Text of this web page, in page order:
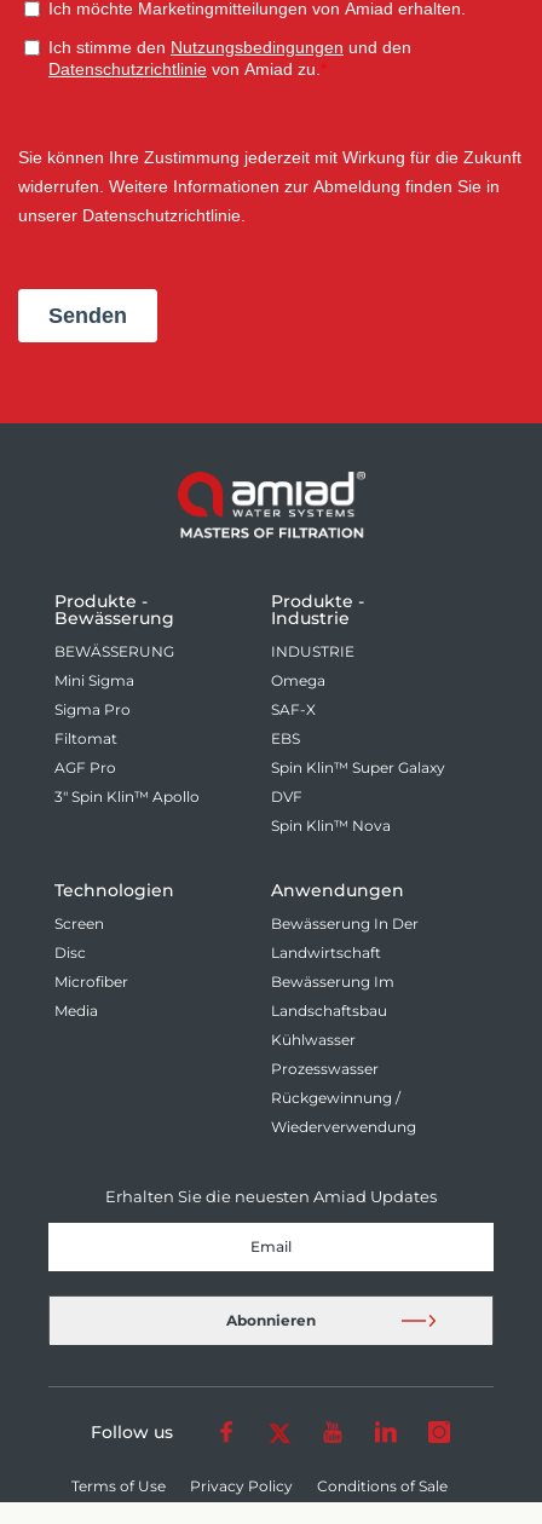
Produkte -
Bewässerung
BEWÄSSERUNG
Mini Sigma
Sigma Pro
Filtomat
AGF Pro
3" Spin Klin™ Apollo
Produkte -
Industrie
INDUSTRIE
Omega
SAF-X
EBS
Spin Klin™ Super Galaxy
DVF
Spin Klin™ Nova
Technologien
Screen
Disc
Microfiber
Media
Anwendungen
Bewässerung In Der
Landwirtschaft
Bewässerung Im
Landschaftsbau
Kühlwasser
Prozesswasser
Rückgewinnung /
Wiederverwendung
Erhalten Sie die neuesten Amiad Updates
Terms of Use Privacy Policy
Conditions of Sale
Follow us